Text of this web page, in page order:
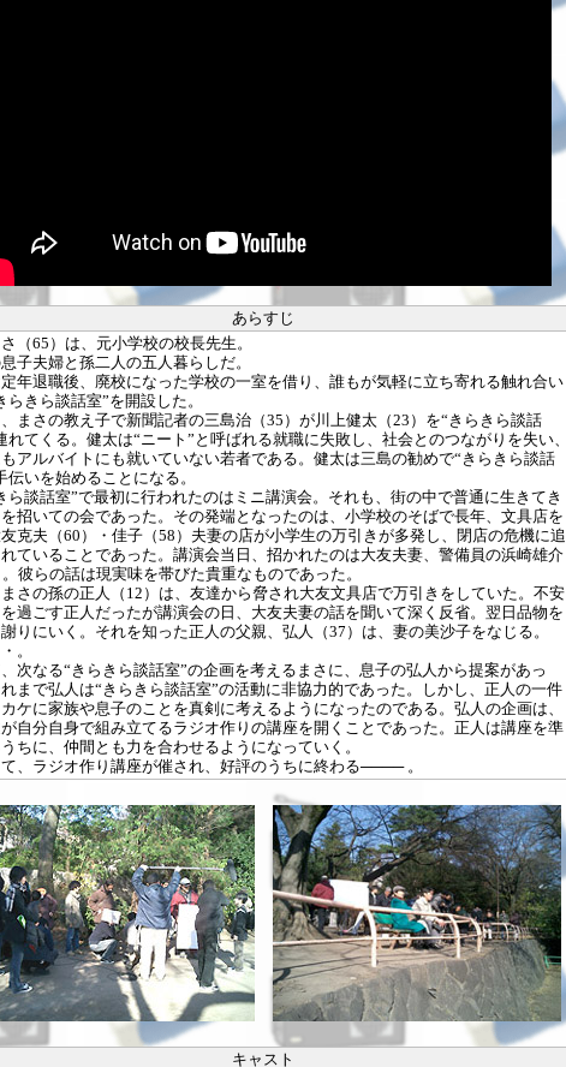
あらすじ
（65）は、元小学校の校長先生。
子夫婦と孫二人の五人暮らしだ。
年退職後、廃校になった学校の一室を借り、誰もが気軽に立ち寄れる触れ合い
らきら談話室”を開設した。
まさの教え子で新聞記者の三島治（35）が川上健太（23）を“きらきら談話
れてくる。健太は“ニート”と呼ばれる就職に失敗し、社会とのつながりを失い、
アルバイトにも就いていない若者である。健太は三島の勧めで“きらきら談話
伝いを始めることになる。
ら談話室”で最初に行われたのはミニ講演会。それも、街の中で普通に生きてき
招いての会であった。その発端となったのは、小学校のそばで長年、文具店を
克夫（60）・佳子（58）夫妻の店が小学生の万引きが多発し、閉店の危機に追
ていることであった。講演会当日、招かれたのは大友夫妻、警備員の浜崎雄介
。彼らの話は現実味を帯びた貴重なものであった。
さの孫の正人（12）は、友達から脅され大友文具店で万引きをしていた。不安
過ごす正人だったが講演会の日、大友夫妻の話を聞いて深く反省。翌日品物を
りにいく。それを知った正人の父親、弘人（37）は、妻の美沙子をなじる。
。
次なる“きらきら談話室”の企画を考えるまさに、息子の弘人から提案があっ
まで弘人は“きらきら談話室”の活動に非協力的であった。しかし、正人の一件
ケに家族や息子のことを真剣に考えるようになったのである。弘人の企画は、
自分自身で組み立てるラジオ作りの講座を開くことであった。正人は講座を準
ちに、仲間とも力を合わせるようになっていく。
、ラジオ作り講座が催され、好評のうちに終わる──── 。
キャスト